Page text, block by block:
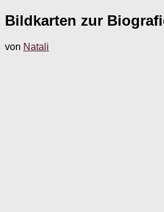
Bildkarten zur
von Natali